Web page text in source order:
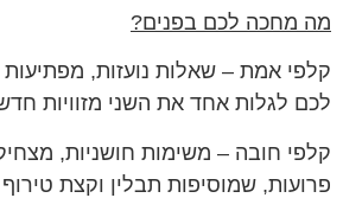
מה מחכה לכם בפנים?
קלפי אמת – שאלות נועזות,
לכם לגלות אחד את השני מזוויות
קלפי חובה – משימות חושניות,
פרועות, שמוסיפות תבלין וקצת